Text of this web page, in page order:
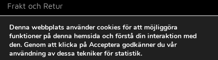
Frakt och Retur
Kontakta oss
Denna webbplats använder cookies för att möjliggöra
funktioner på denna hemsida och förstå din interaktion med
den. Genom att klicka på Acceptera godkänner du vår
användning av dessa tekniker för statistik.